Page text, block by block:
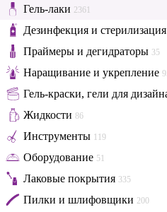
Гель-лаки 2361
Дезинфекция и стерилизация
Праймеры и дегидраторы 35
Наращивание и укрепление
Гель-краски, гели для
Жидкости 86
Инструменты 119
Оборудование 51
Лаковые покрытия 335
Пилки и шлифовщики 200